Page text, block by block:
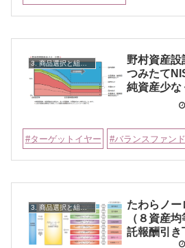
3. 商品選択と組み合わせ
野村資産設
つみたて
純資産少な
ターゲットイヤー バランスファンド
3. 商品選択と組み合わせ
たわらノー
（８資産
託報酬引き